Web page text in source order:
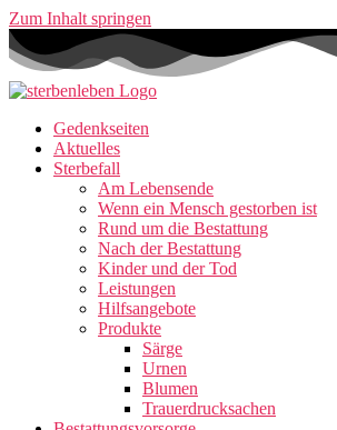
Zum Inhalt springen
Gedenkseiten
Aktuelles
Sterbefall
Am Lebensende
Wenn ein Mensch gestorben ist
Rund um die Bestattung
Nach der Bestattung
Kinder und der Tod
Leistungen
Hilfsangebote
Produkte
Särge
Urnen
Blumen
Trauerdrucksachen